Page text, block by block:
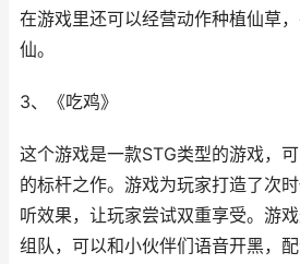
在游戏里还可以经营动作种植仙草
仙。
3、《吃鸡》
这个游戏是一款STG类型的游戏，
的标杆之作。游戏为玩家打造了次
听效果，让玩家尝试双重享受。游
组队，可以和小伙伴们语音开黑，